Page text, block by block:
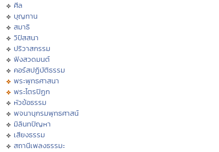
ศีล
บุญทาน
สมาธิ
วิปัสสนา
ปริวาสกรรม
ฟังสวดมนต์
คอร์สปฏิบัติธรรม
พระพุทธศาสนา
พระไตรปิฏก
หัวข้อธรรม
พจนานุกรมพุทธศาสน์
มิลินทปัญหา
เสียงธรรม
สถานีเพลงธรรมะ